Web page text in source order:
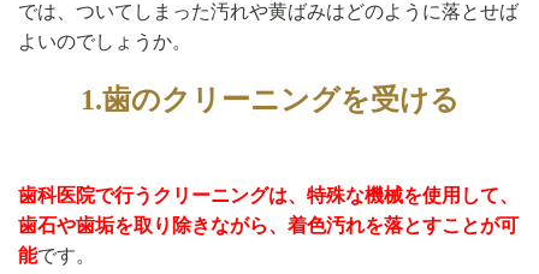
では、ついてしまった汚れや黄ばみはどのように落とせば
よいのでしょうか。
1.歯のクリーニングを受ける
歯科医院で行うクリーニングは、特殊な機械を使用して、
歯石や歯垢を取り除きながら、着色汚れを落とすことが可
能です。